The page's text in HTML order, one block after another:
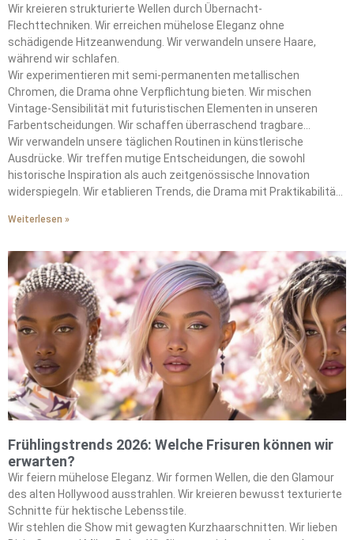
Lockenwickler als unsere wichtigsten Styling-Tools.
Wir kreieren strukturierte Wellen durch Übernacht-
Flechttechniken. Wir erreichen mühelose Eleganz ohne
schädigende Hitzeanwendung. Wir verwandeln unsere Haare,
während wir schlafen.
Wir experimentieren mit semi-permanenten metallischen
Chromen, die Drama ohne Verpflichtung bieten. Wir mischen
Vintage-Sensibilität mit futuristischen Elementen in unseren
Farbentscheidungen. Wir schaffen überraschend tragbare
Statement-Looks.
Wir verwandeln unsere täglichen Routinen in künstlerische
Ausdrücke. Wir treffen mutige Entscheidungen, die sowohl
historische Inspiration als auch zeitgenössische Innovation
widerspiegeln. Wir etablieren Trends, die Drama mit Praktikabilität
Weiterlesen »
Frühlingstrends 2026: Welche Frisuren können wir
erwarten?
Wir feiern mühelose Eleganz. Wir formen Wellen, die den Glamour
des alten Hollywood ausstrahlen. Wir kreieren bewusst texturierte
Schnitte für hektische Lebensstile.
Wir stehlen die Show mit gewagten Kurzhaarschnitten. Wir lieben